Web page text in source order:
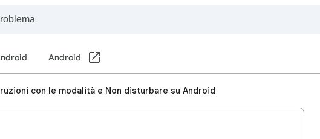
Android
con le modalità e Non disturbare su Android